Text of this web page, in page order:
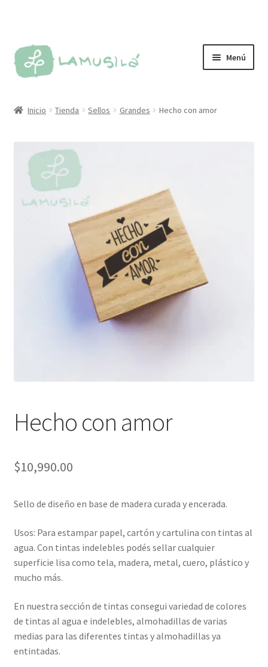
Ir
a
la
Ir
al
contenido
Menú
Más vendidos
Sellos
Tintas y almohadillas
Cambios y devoluciones
Inicio Tienda Sellos Grandes Hecho con amor
Hecho con amor
$10,990.00
Sello de diseño en base de madera curada y encerada.
Usos: Para estampar papel, cartón y cartulina con tintas al
agua. Con tintas indelebles podés sellar cualquier
superficie lisa como tela, madera, metal, cuero, plástico y
mucho más.
En nuestra sección de tintas consegui variedad de colores
de tintas al agua e indelebles, almohadillas de varias
medias para las diferentes tintas y almohadillas ya
entintadas.